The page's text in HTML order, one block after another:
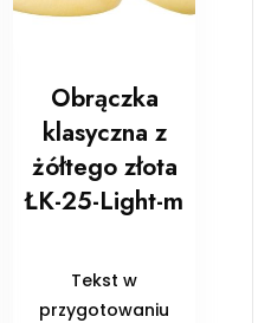
Obrączka
klasyczna z
żółtego złota
ŁK-25-Light-m
Tekst w
przygotowaniu